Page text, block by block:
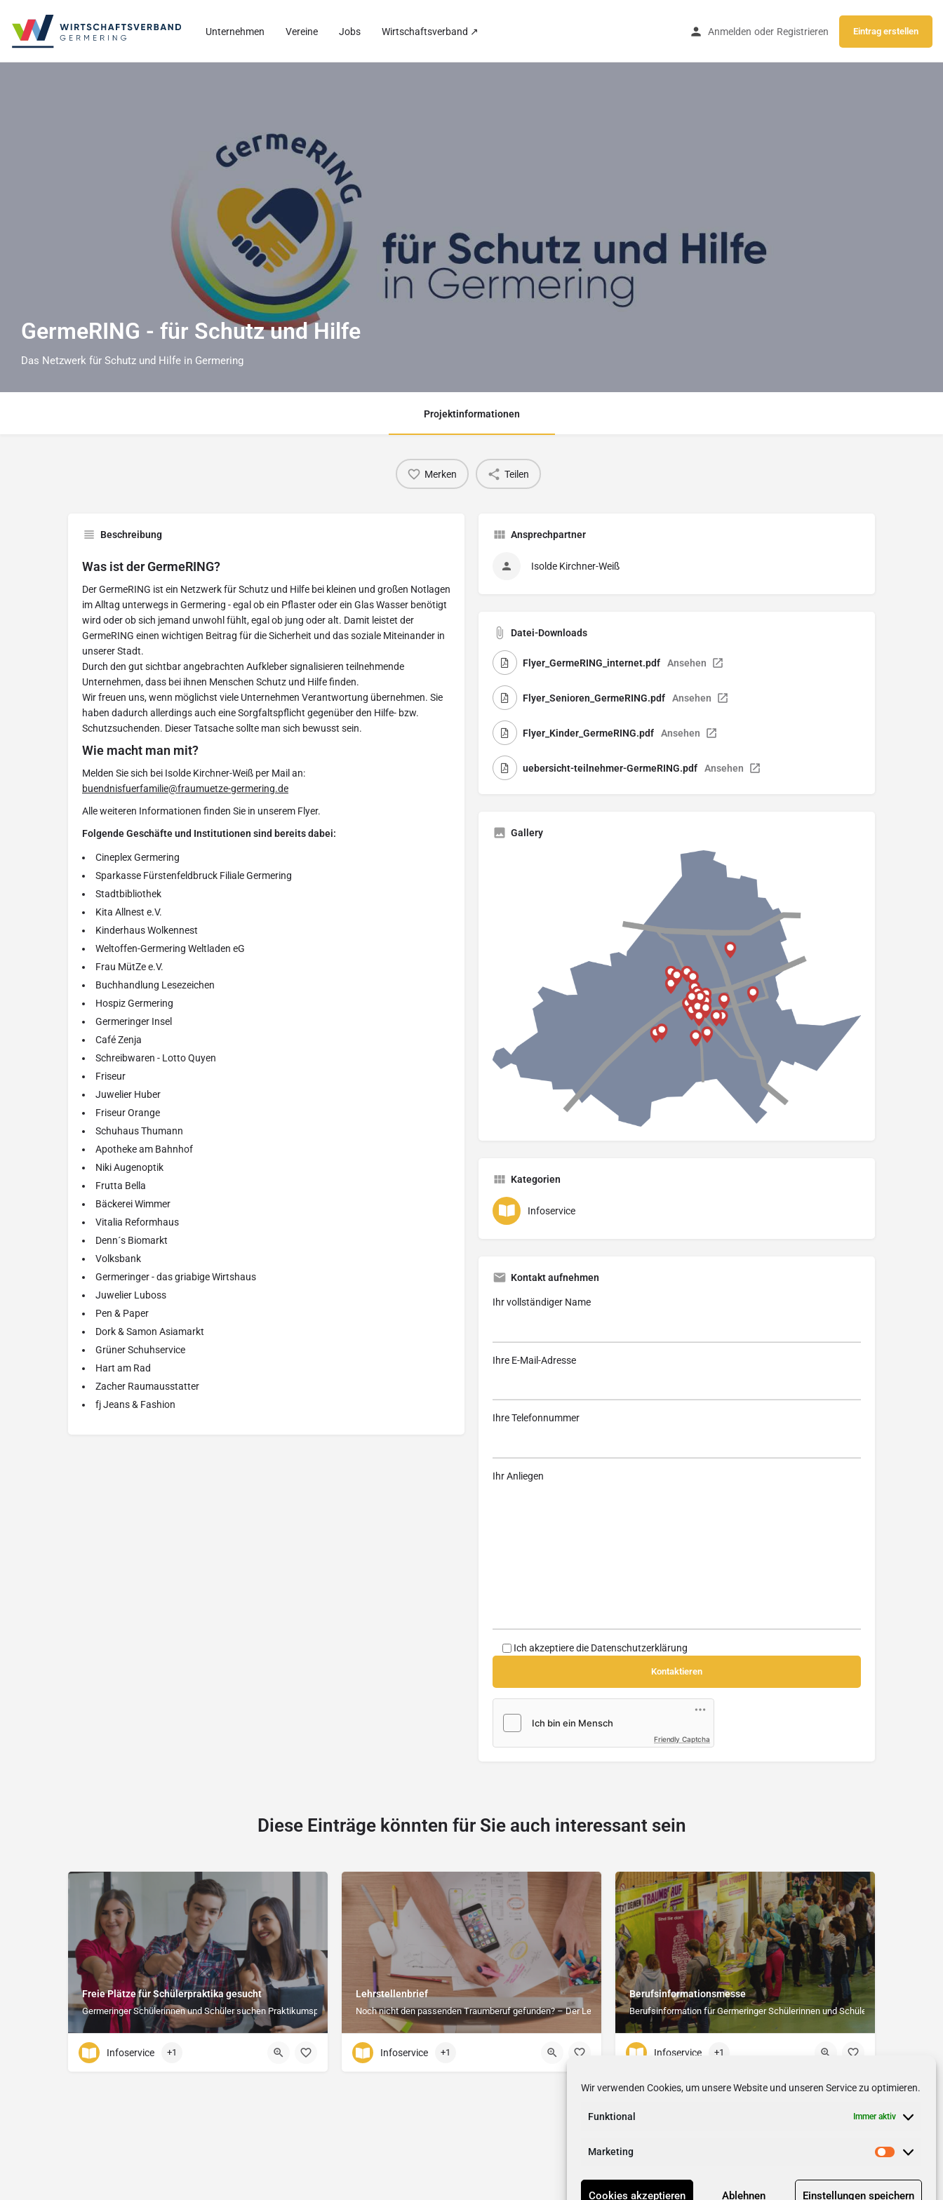
Wir verwenden Cookies, um unsere Website und unseren Service zu optimieren.
Funktional Immer aktiv
Marketing
Cookies akzeptieren Ablehnen Einstellungen speichern
Unternehmen Vereine Jobs Wirtschaftsverband ↗ Anmelden oder Registrieren Eintrag erstellen
GermeRING - für Schutz und Hilfe
Das Netzwerk für Schutz und Hilfe in Germering
Projektinformationen
Merken Teilen
Beschreibung
Was ist der GermeRING?
Der GermeRING ist ein Netzwerk für Schutz und Hilfe bei kleinen und großen Notlagen
im Alltag unterwegs in Germering - egal ob ein Pflaster oder ein Glas Wasser benötigt
wird oder ob sich jemand unwohl fühlt, egal ob jung oder alt. Damit leistet der
GermeRING einen wichtigen Beitrag für die Sicherheit und das soziale Miteinander in
unserer Stadt.
Durch den gut sichtbar angebrachten Aufkleber signalisieren teilnehmende
Unternehmen, dass bei ihnen Menschen Schutz und Hilfe finden.
Wir freuen uns, wenn möglichst viele Unternehmen Verantwortung übernehmen. Sie
haben dadurch allerdings auch eine Sorgfaltspflicht gegenüber den Hilfe- bzw.
Schutzsuchenden. Dieser Tatsache sollte man sich bewusst sein.
Wie macht man mit?
Melden Sie sich bei Isolde Kirchner-Weiß per Mail an:
buendnisfuerfamilie@fraumuetze-germering.de
Alle weiteren Informationen finden Sie in unserem Flyer.
Folgende Geschäfte und Institutionen sind bereits dabei:
Cineplex Germering
Sparkasse Fürstenfeldbruck Filiale Germering
Stadtbibliothek
Kita Allnest e.V.
Kinderhaus Wolkennest
Weltoffen-Germering Weltladen eG
Frau MütZe e.V.
Buchhandlung Lesezeichen
Hospiz Germering
Germeringer Insel
Café Zenja
Schreibwaren - Lotto Quyen
Friseur
Juwelier Huber
Friseur Orange
Schuhaus Thumann
Apotheke am Bahnhof
Niki Augenoptik
Frutta Bella
Bäckerei Wimmer
Vitalia Reformhaus
Denn´s Biomarkt
Volksbank
Germeringer - das griabige Wirtshaus
Juwelier Luboss
Pen & Paper
Dork & Samon Asiamarkt
Grüner Schuhservice
Hart am Rad
Zacher Raumausstatter
fj Jeans & Fashion
Ansprechpartner
Isolde Kirchner-Weiß
Datei-Downloads
Flyer_GermeRING_internet.pdf Ansehen
Flyer_Senioren_GermeRING.pdf Ansehen
Flyer_Kinder_GermeRING.pdf Ansehen
uebersicht-teilnehmer-GermeRING.pdf Ansehen
Gallery
Kategorien
Infoservice
Kontakt aufnehmen
Ihr vollständiger Name
Ihre E-Mail-Adresse
Ihre Telefonnummer
Ihr Anliegen
Ich akzeptiere die Datenschutzerklärung
Friendly Captcha
Diese Einträge könnten für Sie auch interessant sein
Freie Plätze für Schülerpraktika gesucht
Germeringer Schülerinnen und Schüler suchen Praktikumsplätze
Infoservice +1
Lehrstellenbrief
Noch nicht den passenden Traumberuf gefunden? – Der Lehrstellenbrief hilft!
Infoservice +1
Berufsinformationsmesse
Berufsinformation für Germeringer Schülerinnen und Schüler
Infoservice +1